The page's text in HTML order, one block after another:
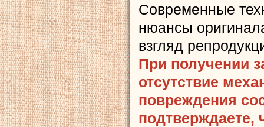
Современные
нюансы
взгляд
При получении
отсутствие
повреждения
подтверждаете,